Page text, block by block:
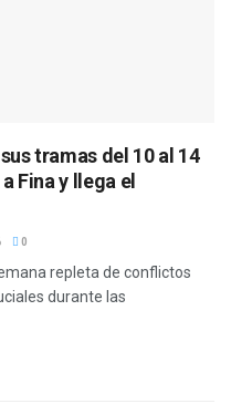
tramas del 10 al 14
Fina y llega el
0
repleta de conflictos
durante las